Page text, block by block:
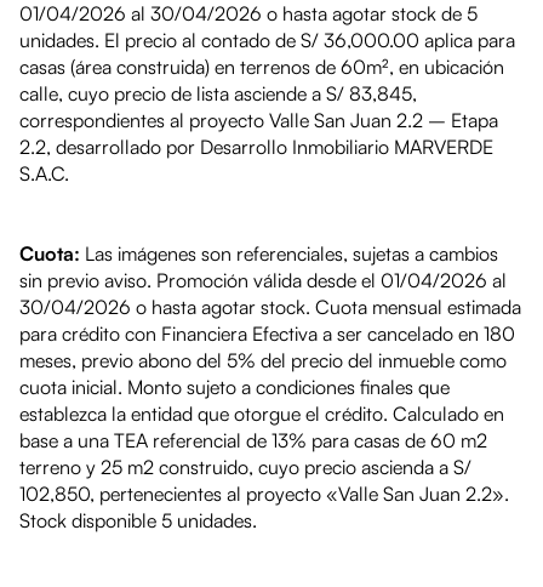
01/04/2026 al 30/04/2026 o hasta agotar stock de 5
unidades. El precio al contado de S/ 36,000.00 aplica para
casas (área construida) en terrenos de 60m², en ubicación
calle, cuyo precio de lista asciende a S/ 83,845,
correspondientes al proyecto Valle San Juan 2.2 – Etapa
2.2, desarrollado por Desarrollo Inmobiliario MARVERDE
S.A.C.
Cuota: Las imágenes son referenciales, sujetas a cambios
sin previo aviso. Promoción válida desde el 01/04/2026 al
30/04/2026 o hasta agotar stock. Cuota mensual estimada
para crédito con Financiera Efectiva a ser cancelado en 180
meses, previo abono del 5% del precio del inmueble como
cuota inicial. Monto sujeto a condiciones finales que
establezca la entidad que otorgue el crédito. Calculado en
base a una TEA referencial de 13% para casas de 60 m2
terreno y 25 m2 construido, cuyo precio ascienda a S/
102,850, pertenecientes al proyecto «Valle San Juan 2.2».
Stock disponible 5 unidades.